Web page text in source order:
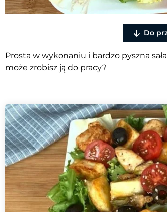
Do
Prosta w wykonaniu i bardzo pyszna
może zrobisz ją do pracy?